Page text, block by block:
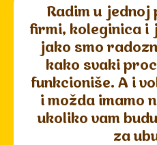
Radim u
firmi, koleginica i
jako smo
kako svaki
funkcioniše. A i
i možda imamo
ukoliko vam
za